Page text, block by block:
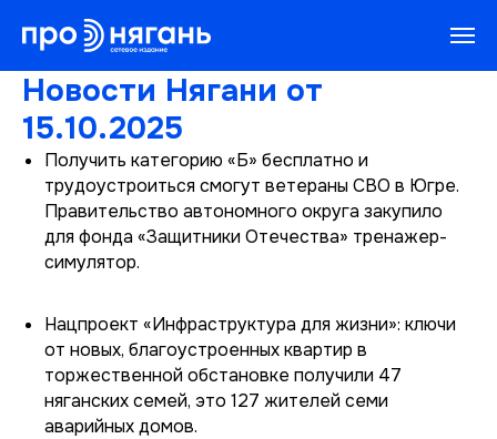
Новости Нягани от
15.10.2025
Получить категорию «Б» бесплатно и
трудоустроиться смогут ветераны СВО в Югре.
Правительство автономного округа закупило
для фонда «Защитники Отечества» тренажер-
симулятор.
Нацпроект «Инфраструктура для жизни»: ключи
от новых, благоустроенных квартир в
торжественной обстановке получили 47
няганских семей, это 127 жителей семи
аварийных домов.